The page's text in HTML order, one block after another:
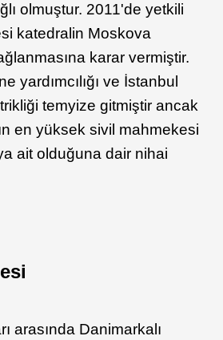
olmuştur. 2011'de yetkili
katedralin Moskova
karar vermiştir.
yardımcılığı ve İstanbul
temyize gitmiştir ancak
en yüksek sivil mahmekesi
ait olduğuna dair nihai
arasında Danimarkalı